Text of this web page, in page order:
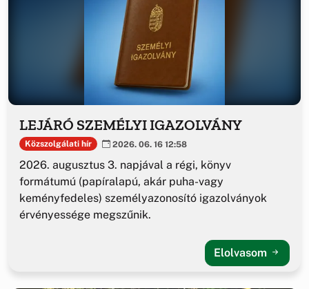
LEJÁRÓ SZEMÉLYI IGAZOLVÁNY
Közszolgálati hír 2026. 06. 16 12:58
2026. augusztus 3. napjával a régi, könyv
formátumú (papíralapú, akár puha-vagy
keményfedeles) személyazonosító igazolványok
érvényessége megszűnik.
Elolvasom